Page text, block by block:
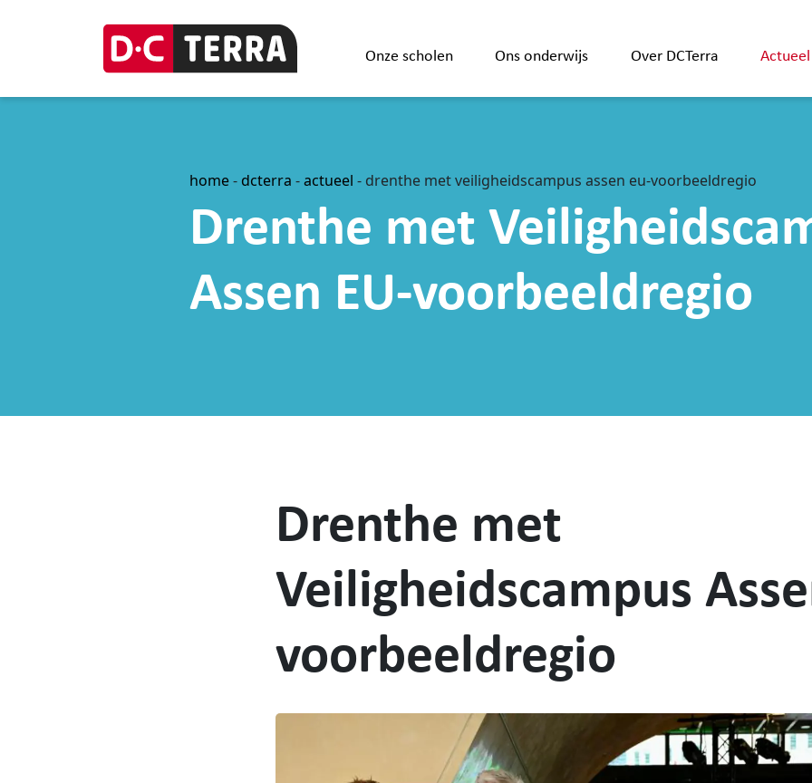
Onze scholen Ons onderwijs Over DCTerra Actueel
home- dcterra -actueel - drenthe met veiligheidscampus assen eu-voorbeeldregio
Drenthe met
Assen EU-voorbeeldregio
Drenthe met
Veiligheidscampus
voorbeeldregio